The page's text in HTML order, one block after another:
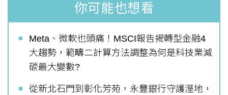
你可能也想看
Meta、微軟也頭痛！MSCI報告揭轉型金融4
大趨勢，範疇二計算方法調整為何是科技業減
碳最大變數?
從新北石門到彰化芳苑，永豐銀行守護溼地，